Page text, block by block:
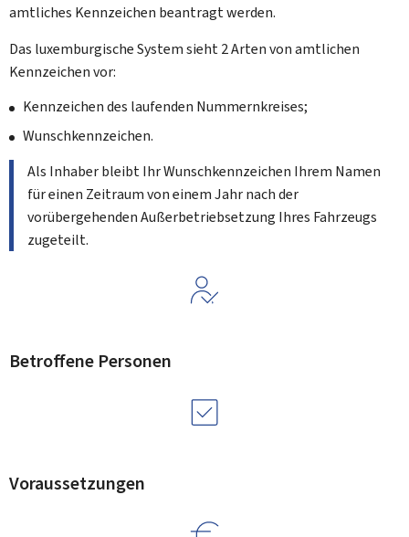
amtliches Kennzeichen beantragt werden.
Das luxemburgische System sieht 2 Arten von amtlichen
Kennzeichen vor:
Kennzeichen des laufenden Nummernkreises;
Wunschkennzeichen.
Als Inhaber bleibt Ihr Wunschkennzeichen Ihrem Namen
für einen Zeitraum von einem Jahr nach der
vorübergehenden Außerbetriebsetzung Ihres Fahrzeugs
zugeteilt.
Betroffene Personen
Voraussetzungen